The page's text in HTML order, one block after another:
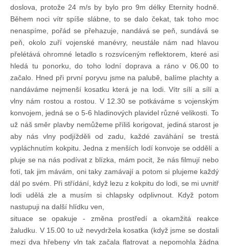
Knihovna
Knihovna
Knihy k prodeji
Kontakt
Bazar
Mé inzeráty
doslova, protože 24 m/s by bylo pro 9m délky Eternity hodně.
Během noci vítr spíše slábne, to se dalo čekat, tak toho moc
nenaspíme, pořád se přehazuje, nandává se peň, sundává se
peň, okolo zuří vojenské manévry, neustále nám nad hlavou
přelétává ohromné letadlo s rozsvíceným reflektorem, které asi
hledá tu ponorku, do toho lodní doprava a ráno v 06.00 to
začalo. Hned při první poryvu jsme na palubě, balíme plachty a
nandáváme nejmenší kosatku která je na lodi. Vítr sílí a sílí a
vlny nám rostou a rostou. V 12.30 se potkáváme s vojenským
konvojem, jedná se o 5-6 hladinových plavidel různé velikosti. To
už náš směr plavby nemůžeme příliš korigovat, jediná starost je
aby nás vlny podjížděli od zadu, každé zaváhání se trestá
vypláchnutím kokpitu. Jedna z menších lodí konvoje se oddělí a
pluje se na nás podívat z blízka, mám pocit, že nás filmují nebo
fotí, tak jim mávám, oni taky zamávají a potom si plujeme každý
dál po svém. Při střídání, když lezu z kokpitu do lodi, se mi uvnitř
lodi udělá zle a musím si chlapsky odplivnout. Když potom
nastupuji na další hlídku ven,
situace se opakuje - změna prostředí a okamžitá reakce
žaludku. V 15.00 to už nevydržela kosatka (když jsme se dostali
mezi dva hřebeny vln tak začala flatrovat a nepomohla žádna